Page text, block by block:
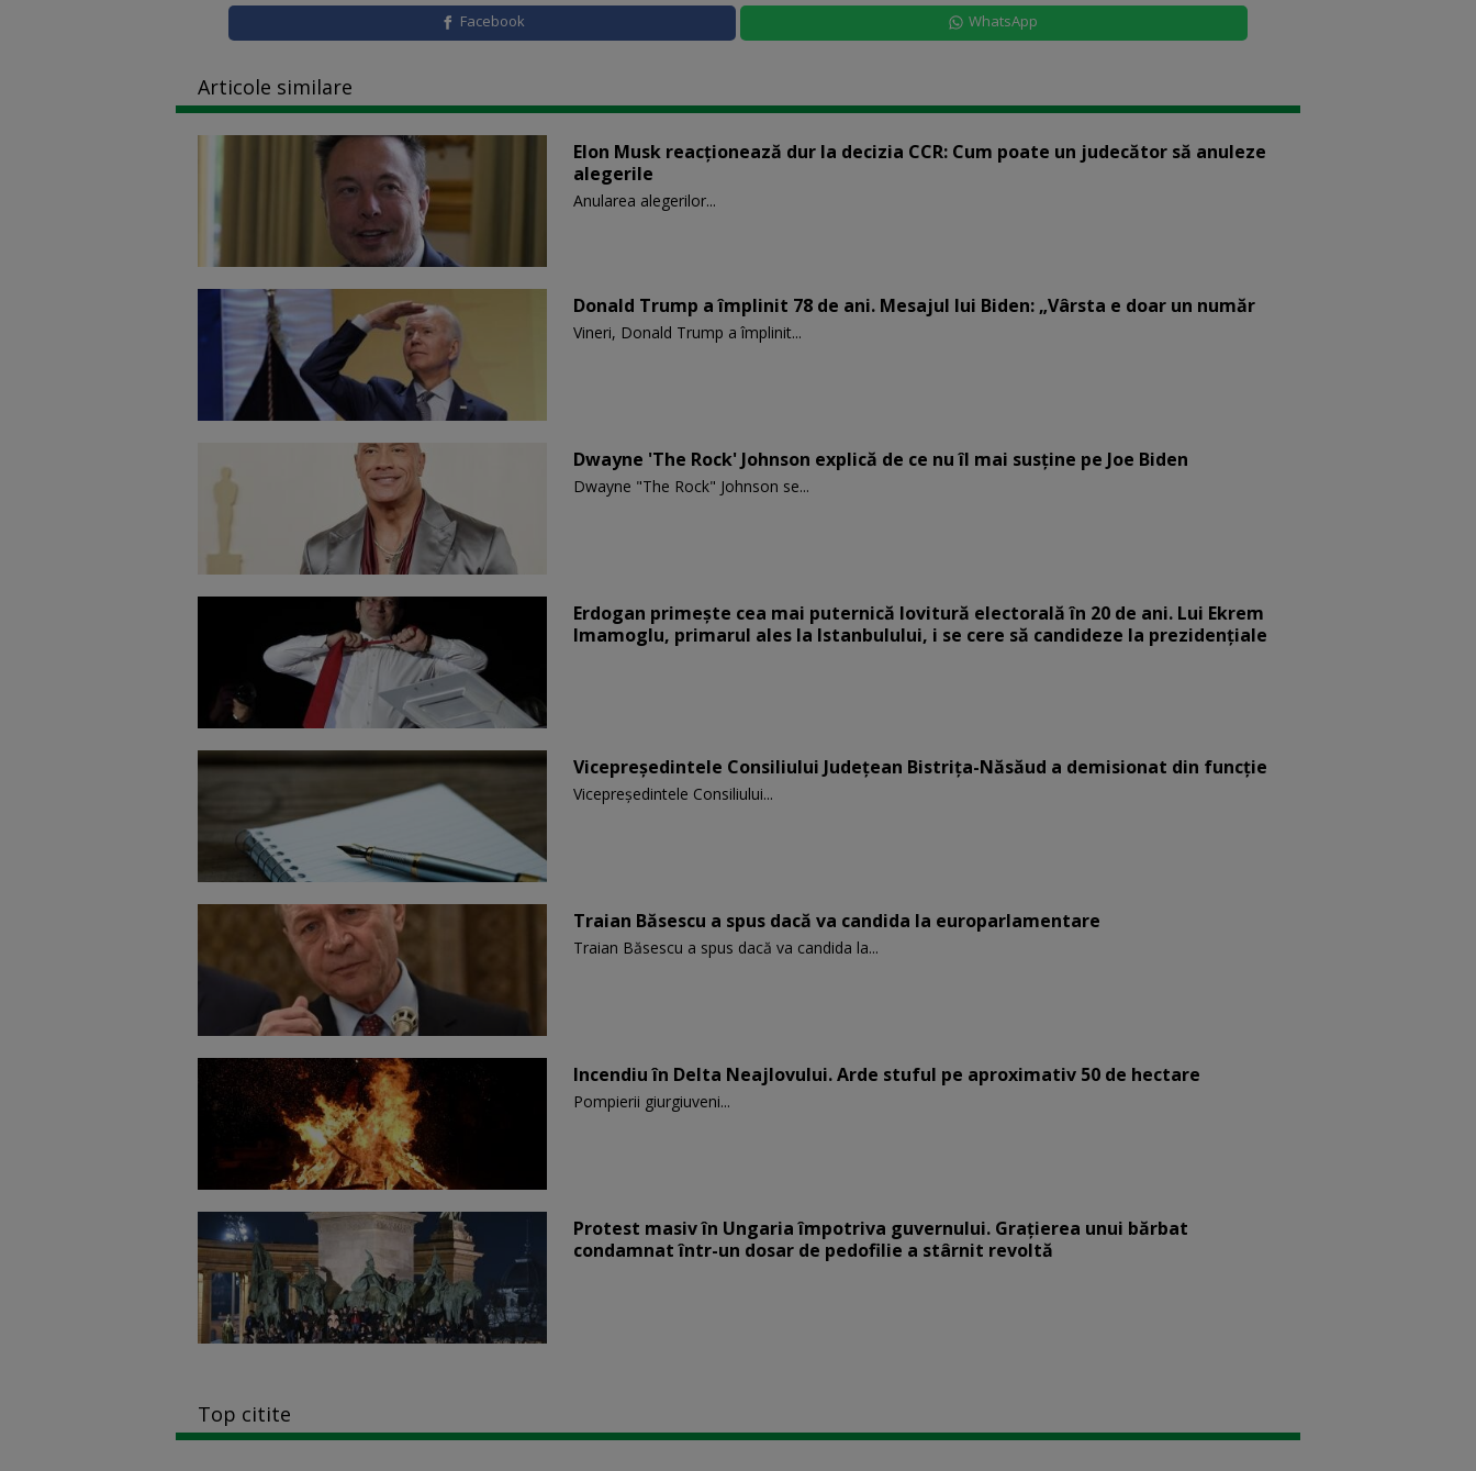
Facebook WhatsApp
Articole similare
Elon Musk reacționează dur la decizia CCR: Cum poate un judecător să anuleze
alegerile
Anularea alegerilor...
Donald Trump a împlinit 78 de ani. Mesajul lui Biden: „Vârsta e doar un număr
Vineri, Donald Trump a împlinit...
Dwayne 'The Rock' Johnson explică de ce nu îl mai susține pe Joe Biden
Dwayne "The Rock" Johnson se...
Erdogan primește cea mai puternică lovitură electorală în 20 de ani. Lui Ekrem
Imamoglu, primarul ales la Istanbulului, i se cere să candideze la prezidențiale
Vicepreşedintele Consiliului Judeţean Bistriţa-Năsăud a demisionat din funcție
Vicepreşedintele Consiliului...
Traian Băsescu a spus dacă va candida la europarlamentare
Traian Băsescu a spus dacă va candida la...
Incendiu în Delta Neajlovului. Arde stuful pe aproximativ 50 de hectare
Pompierii giurgiuveni...
Protest masiv în Ungaria împotriva guvernului. Graţierea unui bărbat
condamnat într-un dosar de pedofilie a stârnit revoltă
Top citite